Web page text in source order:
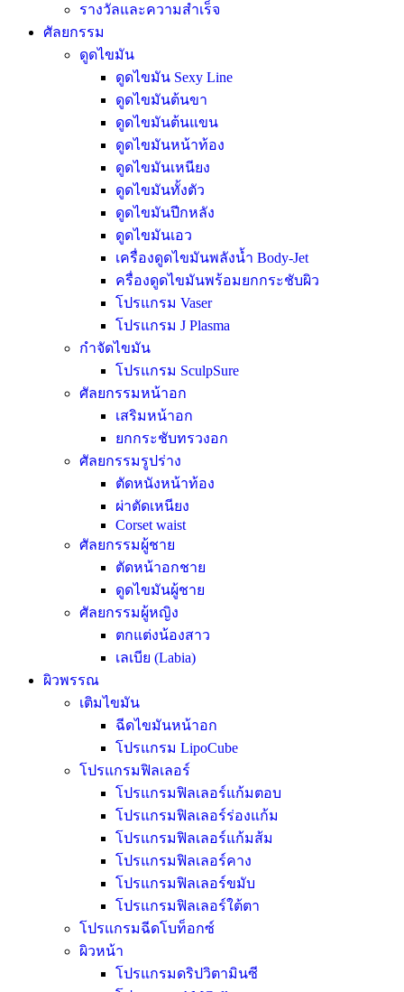
รางวัลและความสำเร็จ
ศัลยกรรม
ดูดไขมัน
ดูดไขมัน Sexy Line
ดูดไขมันต้นขา
ดูดไขมันต้นแขน
ดูดไขมันหน้าท้อง
ดูดไขมันเหนียง
ดูดไขมันทั้งตัว
ดูดไขมันปีกหลัง
ดูดไขมันเอว
เครื่องดูดไขมันพลังน้ำ Body-Jet
ครื่องดูดไขมันพร้อมยกกระชับผิว
โปรแกรม Vaser
โปรแกรม J Plasma
กำจัดไขมัน
โปรแกรม SculpSure
ศัลยกรรมหน้าอก
เสริมหน้าอก
ยกกระชับทรวงอก
ศัลยกรรมรูปร่าง
ตัดหนังหน้าท้อง
ผ่าตัดเหนียง
Corset waist
ศัลยกรรมผู้ชาย
ตัดหน้าอกชาย
ดูดไขมันผู้ชาย
ศัลยกรรมผู้หญิง
ตกแต่งน้องสาว
เลเบีย (Labia)
ผิวพรรณ
เติมไขมัน
ฉีดไขมันหน้าอก
โปรแกรม LipoCube
โปรแกรมฟิลเลอร์
โปรแกรมฟิลเลอร์แก้มตอบ
โปรแกรมฟิลเลอร์ร่องแก้ม
โปรแกรมฟิลเลอร์แก้มส้ม
โปรแกรมฟิลเลอร์คาง
โปรแกรมฟิลเลอร์ขมับ
โปรแกรมฟิลเลอร์ใต้ตา
โปรแกรมฉีดโบท็อกซ์
ผิวหน้า
โปรแกรมดริปวิตามินซี